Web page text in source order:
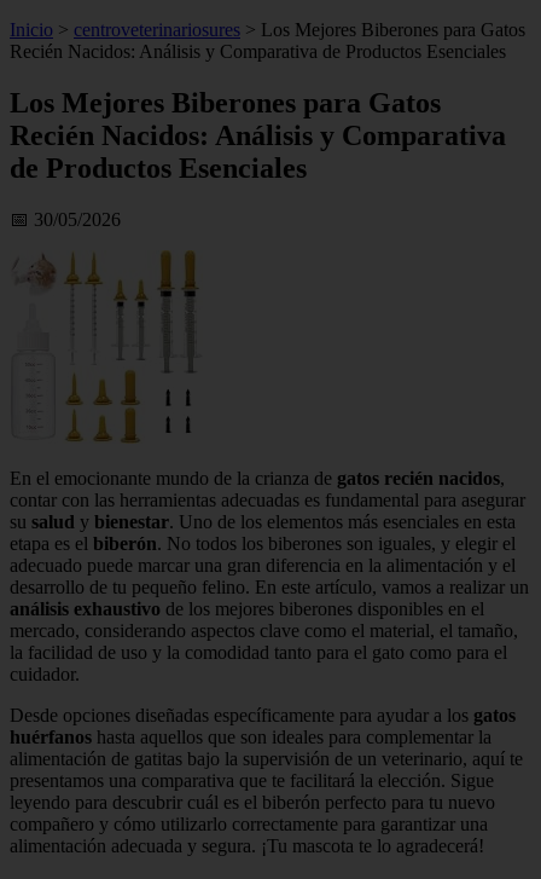
Inicio > centroveterinariosures > Los Mejores Biberones para Gatos
Recién Nacidos: Análisis y Comparativa de Productos Esenciales
Los Mejores Biberones para Gatos
Recién Nacidos: Análisis y Comparativa
de Productos Esenciales
📅 30/05/2026
En el emocionante mundo de la crianza de gatos recién nacidos,
contar con las herramientas adecuadas es fundamental para asegurar
su salud y bienestar. Uno de los elementos más esenciales en esta
etapa es el biberón. No todos los biberones son iguales, y elegir el
adecuado puede marcar una gran diferencia en la alimentación y el
desarrollo de tu pequeño felino. En este artículo, vamos a realizar un
análisis exhaustivo de los mejores biberones disponibles en el
mercado, considerando aspectos clave como el material, el tamaño,
la facilidad de uso y la comodidad tanto para el gato como para el
cuidador.
Desde opciones diseñadas específicamente para ayudar a los gatos
huérfanos hasta aquellos que son ideales para complementar la
alimentación de gatitas bajo la supervisión de un veterinario, aquí te
presentamos una comparativa que te facilitará la elección. Sigue
leyendo para descubrir cuál es el biberón perfecto para tu nuevo
compañero y cómo utilizarlo correctamente para garantizar una
alimentación adecuada y segura. ¡Tu mascota te lo agradecerá!